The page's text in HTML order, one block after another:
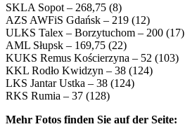
SKLA Sopot – 268,75 (8)
AZS AWFiS Gdańsk – 219 (12)
ULKS Talex – Borzytuchom – 200 (17)
AML Słupsk – 169,75 (22)
KUKS Remus Kościerzyna – 52 (103)
KKL Rodło Kwidzyn – 38 (124)
LKS Jantar Ustka – 38 (124)
RKS Rumia – 37 (128)
Mehr Fotos finden Sie auf der Seite: